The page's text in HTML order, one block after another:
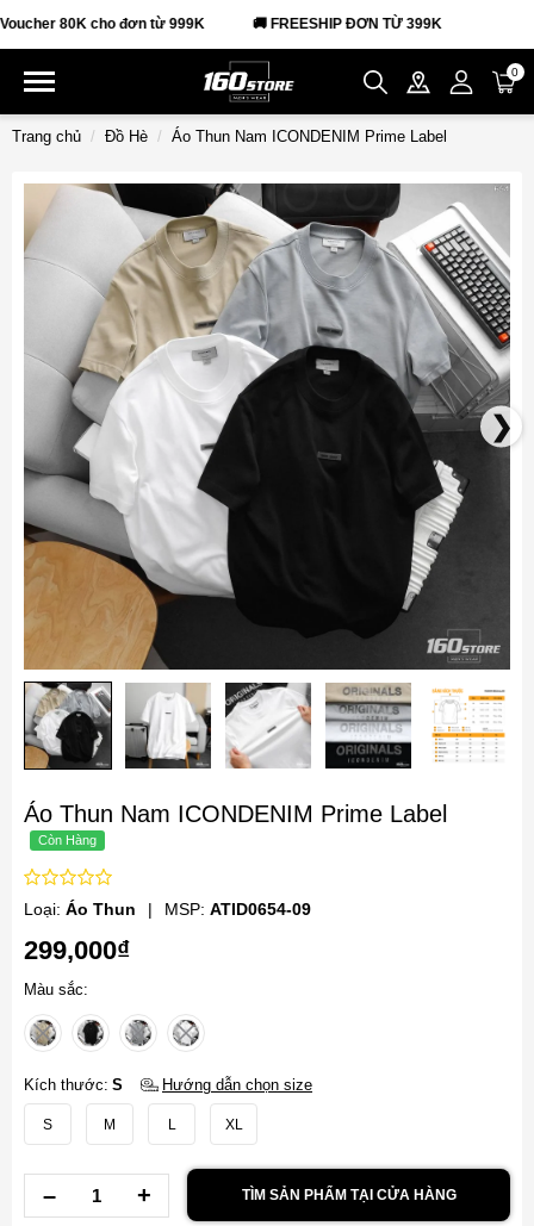
80K cho đơn từ 999K 🚚 FREESHIP ĐƠN TỪ 399K
0
Trang chủ Đồ Hè Áo Thun Nam ICONDENIM Prime Label
Áo Thun Nam ICONDENIM Prime Label
Loại: Áo Thun | MSP: ATID0654-09
299,000₫
Màu sắc:
Kích thước: S Hướng dẫn chọn size
S M L XL
TÌM SẢN PHẨM TẠI CỬA HÀNG